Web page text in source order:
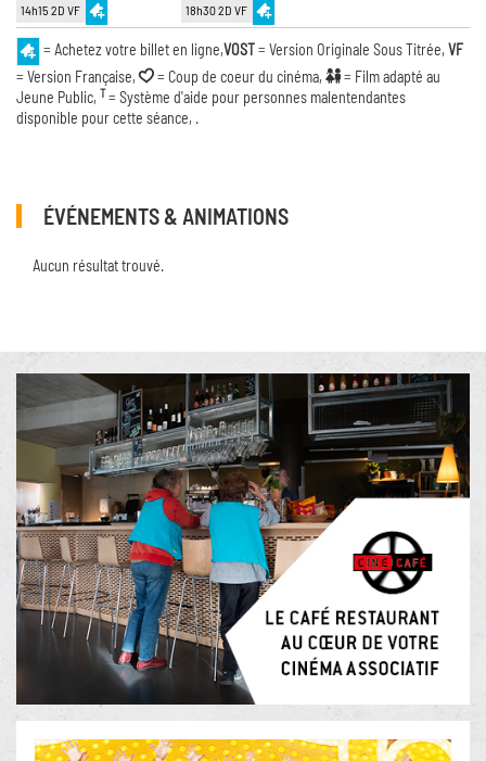
14h15 2D VF 18h30 2D VF
= Achetez votre billet en ligne,VOST= Version Originale Sous Titrée, VF
= Version Française,
= Coup de coeur du cinéma,
= Film adapté au
Jeune Public, T = Système d'aide pour personnes malentendantes
disponible pour cette séance, .
ÉVÉNEMENTS & ANIMATIONS
Aucun résultat trouvé.